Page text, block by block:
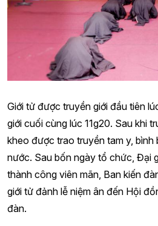
Giới tử được truyền giới đầu tiên
giới cuối cùng lúc 11g20. Sau khi
kheo được trao truyền tam y, bình
nước. Sau bốn ngày tổ chức, Đại
thành công viên mãn, Ban kiến
giới tử đảnh lễ niệm ân đến Hội
đàn.